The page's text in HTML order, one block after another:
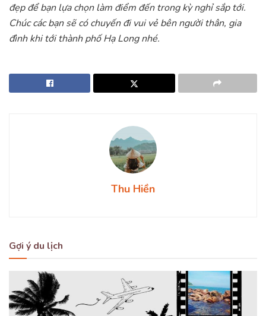
đẹp để bạn lựa chọn làm điểm đến trong kỳ nghỉ sắp tới.
Chúc các bạn sẽ có chuyến đi vui vẻ bên người thân, gia
đình khi tới thành phố Hạ Long nhé.
Thu Hiền
Gợi ý du lịch